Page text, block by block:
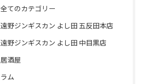
全てのカテゴリー
遠野ジンギスカン よし田 五反田本店
遠野ジンギスカン よし田 中目黒店
居酒屋
ラム